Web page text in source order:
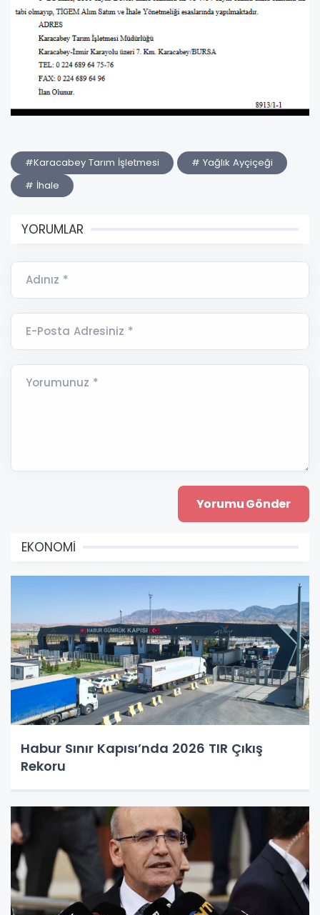
#Karacabey Tarım İşletmesi
# Yağlık Ayçiçeği
# İhale
YORUMLAR
Adınız *
E-Posta Adresiniz *
Yorumunuz *
EKONOMİ
Habur Sınır Kapısı’nda 2026 TIR Çıkış
Rekoru